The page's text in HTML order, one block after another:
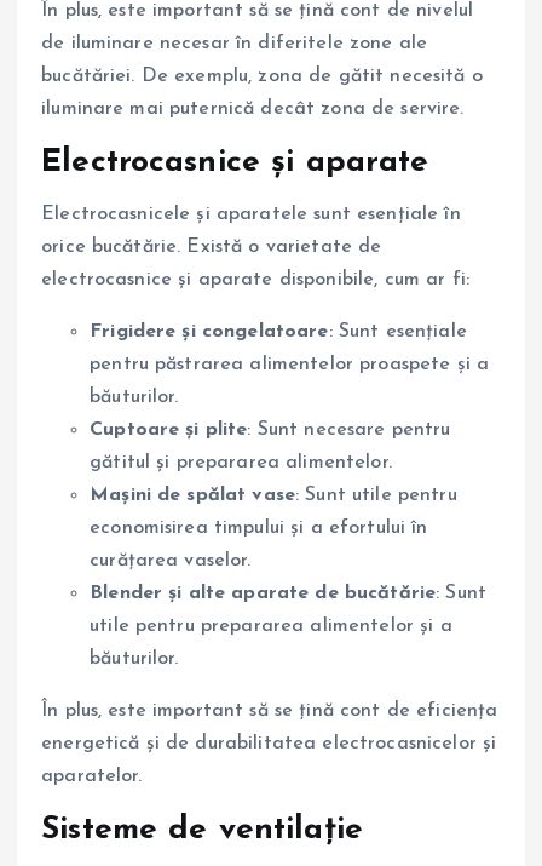
În plus, este important să se țină cont de nivelul
de iluminare necesar în diferitele zone ale
bucătăriei. De exemplu, zona de gătit necesită o
iluminare mai puternică decât zona de servire.
Electrocasnice și aparate
Electrocasnicele și aparatele sunt esențiale în
orice bucătărie. Există o varietate de
electrocasnice și aparate disponibile, cum ar fi:
Frigidere și congelatoare: Sunt esențiale
pentru păstrarea alimentelor proaspete și a
băuturilor.
Cuptoare și plite: Sunt necesare pentru
gătitul și prepararea alimentelor.
Mașini de spălat vase: Sunt utile pentru
economisirea timpului și a efortului în
curățarea vaselor.
Blender și alte aparate de bucătărie: Sunt
utile pentru prepararea alimentelor și a
băuturilor.
În plus, este important să se țină cont de eficiența
energetică și de durabilitatea electrocasnicelor și
aparatelor.
Sisteme de ventilație